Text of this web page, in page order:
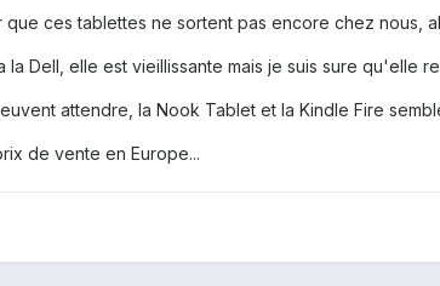
ces tablettes ne sortent pas encore chez nous,
la Dell, elle est vieillissante mais je suis sure qu'elle
attendre, la Nook Tablet et la Kindle Fire
de vente en Europe...